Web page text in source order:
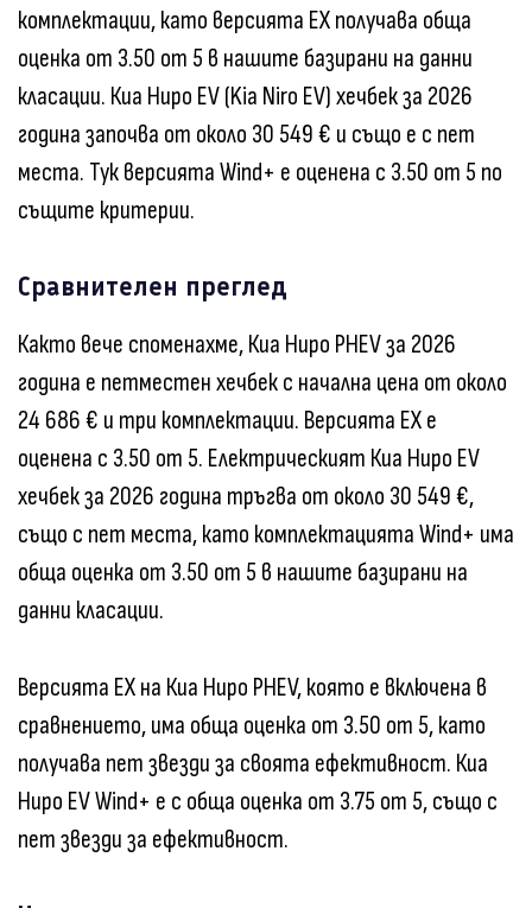
комплектации, като версията EX получава обща
оценка от 3.50 от 5 в нашите базирани на данни
класации. Киа Ниро EV (Kia Niro EV) хечбек за 2026
година започва от около 30 549 € и също е с пет
места. Тук версията Wind+ е оценена с 3.50 от 5 по
същите критерии.
Сравнителен преглед
Както вече споменахме, Киа Ниро PHEV за 2026
година е петместен хечбек с начална цена от около
24 686 € и три комплектации. Версията EX е
оценена с 3.50 от 5. Електрическият Киа Ниро EV
хечбек за 2026 година тръгва от около 30 549 €,
също с пет места, като комплектацията Wind+ има
обща оценка от 3.50 от 5 в нашите базирани на
данни класации.
Версията EX на Киа Ниро PHEV, която е включена в
сравнението, има обща оценка от 3.50 от 5, като
получава пет звезди за своята ефективност. Киа
Ниро EV Wind+ е с обща оценка от 3.75 от 5, също с
пет звезди за ефективност.